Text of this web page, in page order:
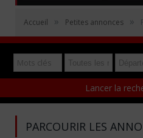
Accueil » Petites annonces »
Déposer gratuitement
PARCOURIR LES